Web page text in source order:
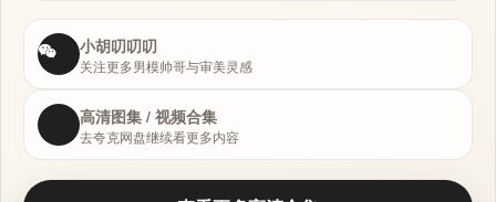
小胡叨叨叨
关注更多男模帅哥与审美灵感
高清图集 / 视频合集
去夸克网盘继续看更多内容